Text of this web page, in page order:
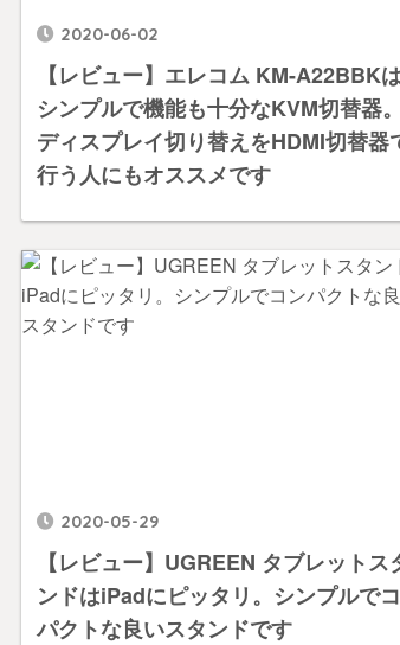
2020-06-02
【レビュー】エレコム KM-A22BBK
シンプルで機能も十分なKVM切替器。
ディスプレイ切り替えをHDMI切替器
行う人にもオススメです
2020-05-29
【レビュー】UGREEN タブレットス
ンドはiPadにピッタリ。シンプルで
パクトな良いスタンドです